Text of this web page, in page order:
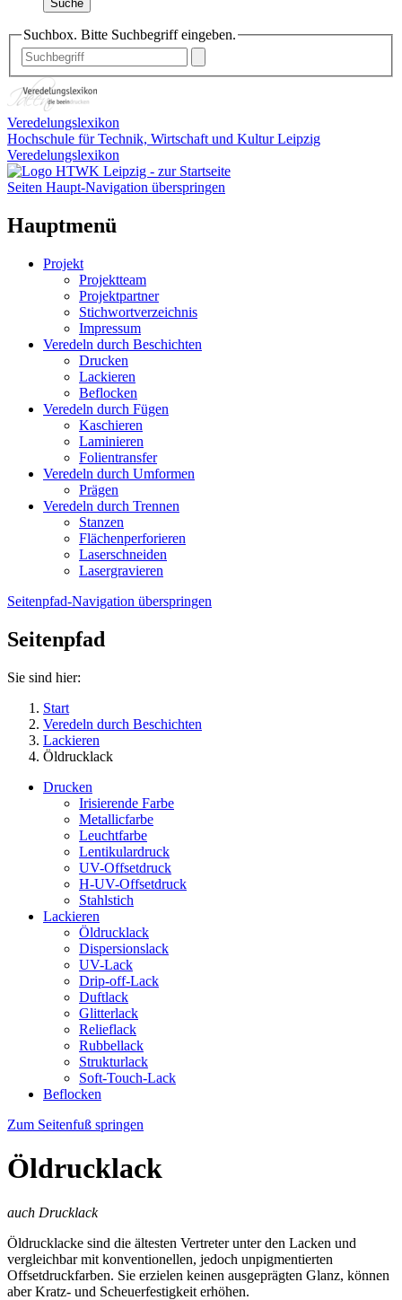
Suche
Suchbox. Bitte Suchbegriff eingeben.
Veredelungslexikon
Hochschule für Technik, Wirtschaft und Kultur Leipzig
Veredelungslexikon
Seiten Haupt-Navigation überspringen
Hauptmenü
Projekt
Projektteam
Projektpartner
Stichwortverzeichnis
Impressum
Veredeln durch Beschichten
Drucken
Lackieren
Beflocken
Veredeln durch Fügen
Kaschieren
Laminieren
Folientransfer
Veredeln durch Umformen
Prägen
Veredeln durch Trennen
Stanzen
Flächenperforieren
Laserschneiden
Lasergravieren
Seitenpfad-Navigation überspringen
Seitenpfad
Sie sind hier:
Start
Veredeln durch Beschichten
Lackieren
Öldrucklack
Drucken
Irisierende Farbe
Metallicfarbe
Leuchtfarbe
Lentikulardruck
UV-Offsetdruck
H-UV-Offsetdruck
Stahlstich
Lackieren
Öldrucklack
Dispersionslack
UV-Lack
Drip-off-Lack
Duftlack
Glitterlack
Relieflack
Rubbellack
Strukturlack
Soft-Touch-Lack
Beflocken
Zum Seitenfuß springen
Öldrucklack
auch Drucklack
Öldrucklacke sind die ältesten Vertreter unter den Lacken und
vergleichbar mit konventionellen, jedoch unpigmentierten
Offsetdruckfarben. Sie erzielen keinen ausgeprägten Glanz, können
aber Kratz- und Scheuerfestigkeit erhöhen.